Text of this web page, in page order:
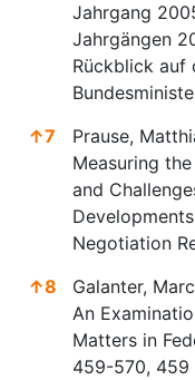
Jahrgang
Jahrgängen
Rückblick auf
↑7
Prause,
Measuring
and
Negotiation
↑8
Galanter,
An
Matters in
459-570, 459